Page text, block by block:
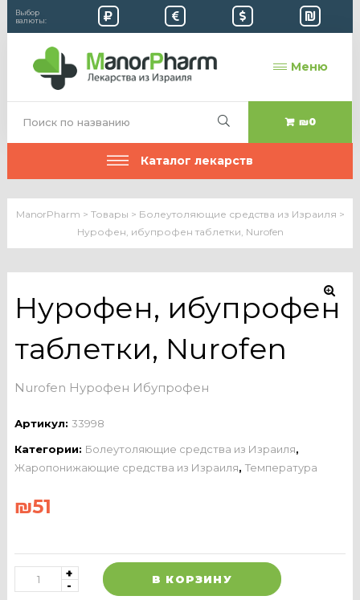
Выбор
валюты:
Меню
₪0
Каталог лекарств
ManorPharm > Товары > Болеутоляющие средства из Израиля >
Нурофен, ибупрофен таблетки, Nurofen
🔍
Нурофен, ибупрофен
таблетки, Nurofen
Nurofen Нурофен Ибупрофен
Артикул: 33998
Категории: Болеутоляющие средства из Израиля,
Жаропонижающие средства из Израиля, Температура
₪51
В КОРЗИНУ